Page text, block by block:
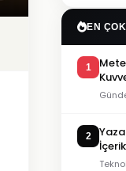
EN
1
2
TL